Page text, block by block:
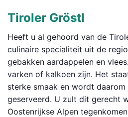
Tiroler Gröstl
Heeft u al gehoord van de
culinaire specialiteit uit de
gebakken aardappelen en
varken of kalkoen zijn. Het
sterke smaak en wordt
geserveerd. U zult dit gerecht
Oostenrijkse Alpen